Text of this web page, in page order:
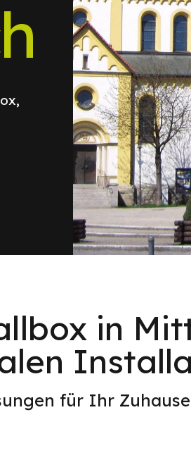
in
für Ihr